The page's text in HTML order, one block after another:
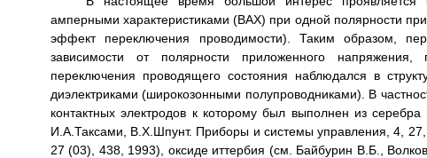
амперными характеристиками (ВАХ) при одной полярности
эффект переключения проводимости). Таким образом,
зависимости от полярности приложенного
переключения проводящего состояния наблюдался в
диэлектриками (широкозонными полупроводниками). В
контактных электродов к которому был выполнен из
И.А.Таксами, В.Х.Шпунт. Приборы и системы управления, 4,
27 (03), 438, 1993), оксиде иттербия (см. Байбурин В.Б.,